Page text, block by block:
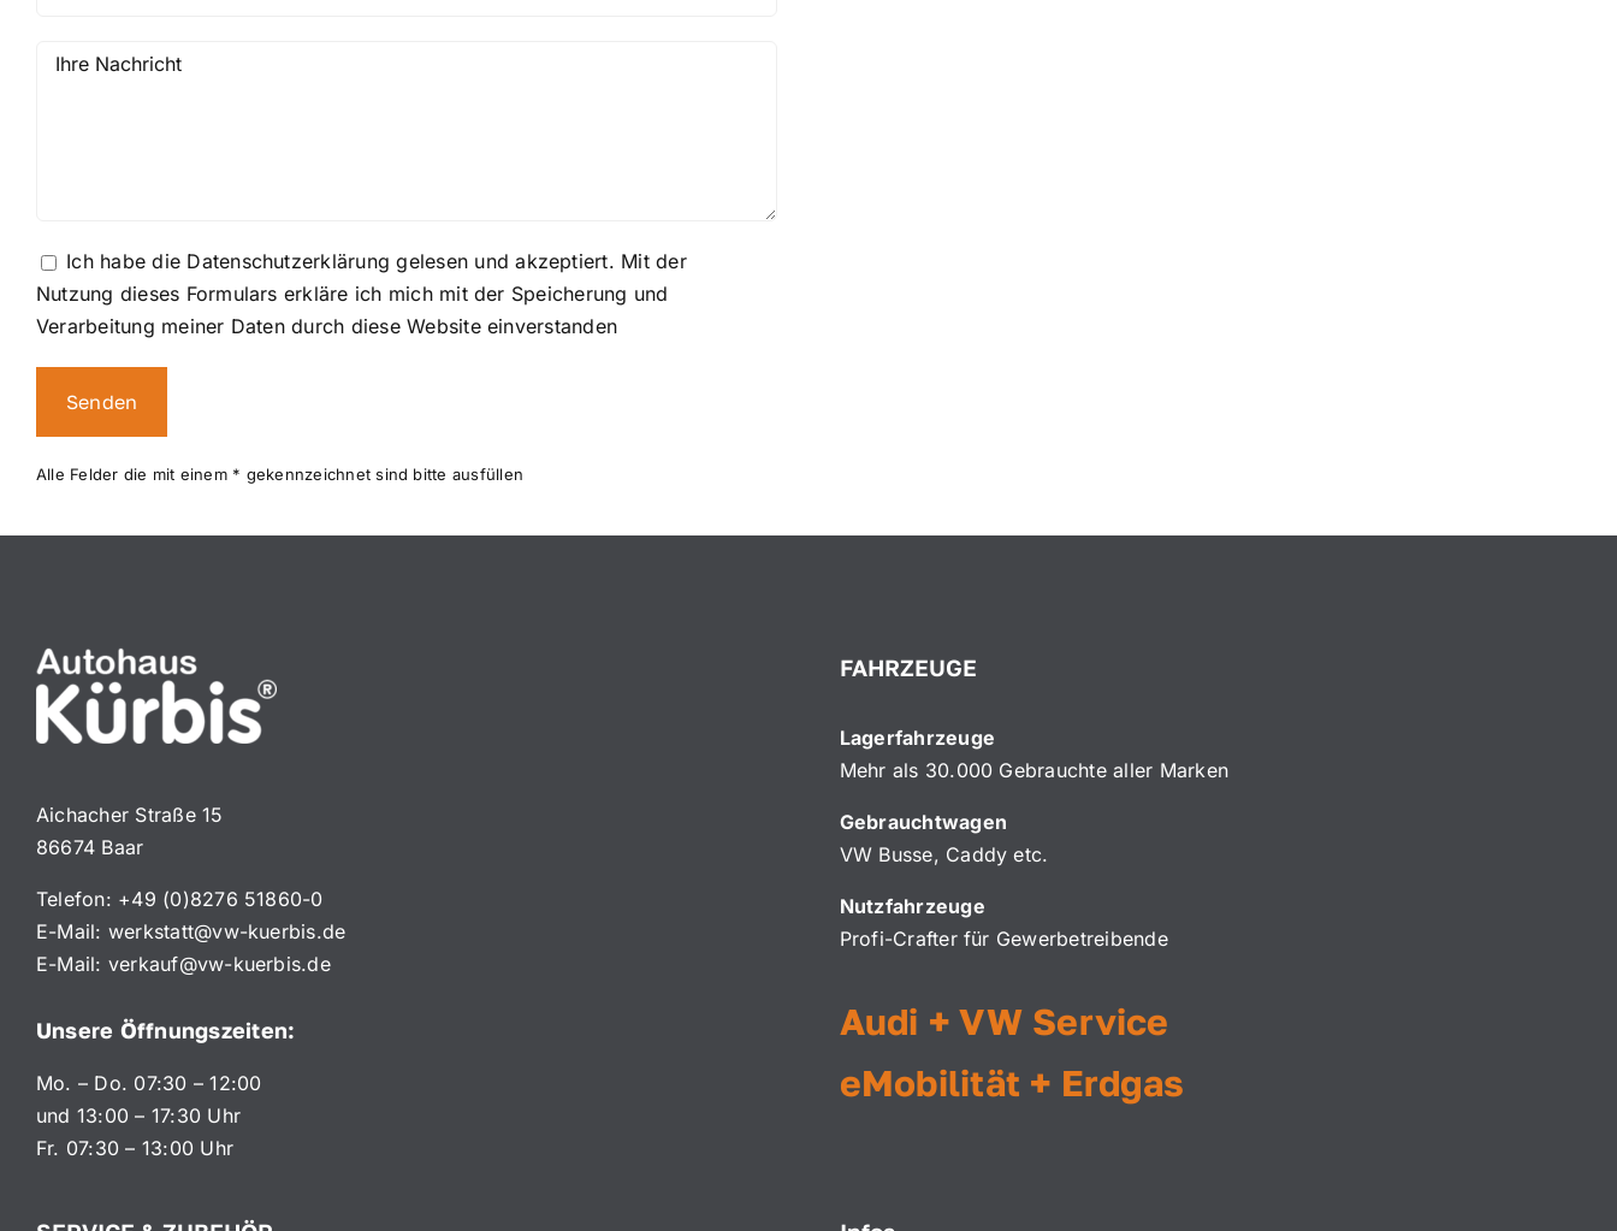
Ich habe die Datenschutzerklärung gelesen und akzeptiert. Mit der
Nutzung dieses Formulars erkläre ich mich mit der Speicherung und
Verarbeitung meiner Daten durch diese Website einverstanden
Alternative:
Alle Felder die mit einem * gekennzeichnet sind bitte ausfüllen
Aichacher Straße 15
86674 Baar
Telefon: +49 (0)8276 51860-0
E-Mail: werkstatt@vw-kuerbis.de
E-Mail: verkauf@vw-kuerbis.de
Unsere Öffnungszeiten:
Mo. – Do. 07:30 – 12:00
und 13:00 – 17:30 Uhr
Fr. 07:30 – 13:00 Uhr
FAHRZEUGE
Lagerfahrzeuge
Mehr als 30.000 Gebrauchte aller Marken
Gebrauchtwagen
VW Busse, Caddy etc.
Nutzfahrzeuge
Profi-Crafter für Gewerbetreibende
Audi + VW Service
eMobilität + Erdgas